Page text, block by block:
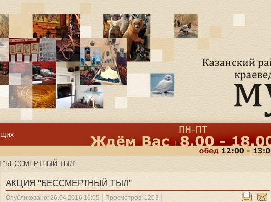
"БЕССМЕРТНЫЙ ТЫЛ"
АКЦИЯ "БЕССМЕРТНЫЙ ТЫЛ"
Опубликовано: 26.04.2016 16:05 Просмотров: 1203